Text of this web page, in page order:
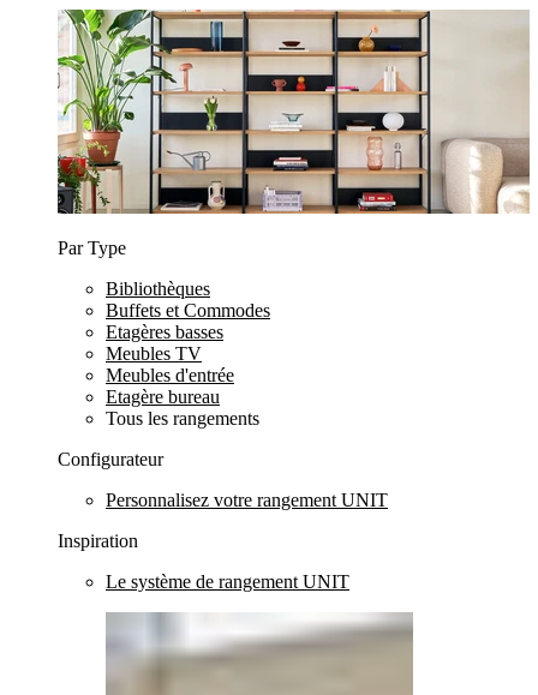
Par Type
Bibliothèques
Buffets et Commodes
Etagères basses
Meubles TV
Meubles d'entrée
Etagère bureau
Tous les rangements
Configurateur
Personnalisez votre rangement UNIT
Inspiration
Le système de rangement UNIT